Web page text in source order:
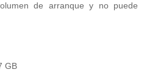
de arranque y no puede
GB